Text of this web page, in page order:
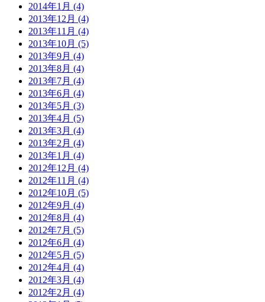
2014年1月 (4)
2013年12月 (4)
2013年11月 (4)
2013年10月 (5)
2013年9月 (4)
2013年8月 (4)
2013年7月 (4)
2013年6月 (4)
2013年5月 (3)
2013年4月 (5)
2013年3月 (4)
2013年2月 (4)
2013年1月 (4)
2012年12月 (4)
2012年11月 (4)
2012年10月 (5)
2012年9月 (4)
2012年8月 (4)
2012年7月 (5)
2012年6月 (4)
2012年5月 (5)
2012年4月 (4)
2012年3月 (4)
2012年2月 (4)